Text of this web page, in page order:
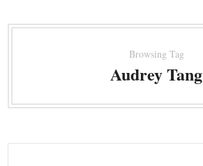
Browsing Tag
Audrey Tang